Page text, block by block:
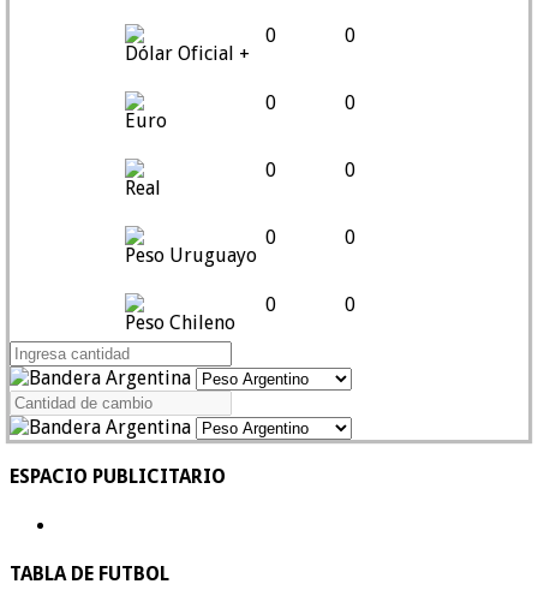
Dólar Oficial +
0 0
Euro
0 0
Real
0 0
Peso Uruguayo
0 0
Peso Chileno
0 0
ESPACIO PUBLICITARIO
TABLA DE FUTBOL